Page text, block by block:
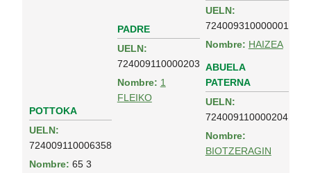
POTTOKA
UELN:
724009110006358
Nombre: 65 3
PADRE
UELN:
724009110000203
Nombre: 1
FLEIKO
UELN:
724009310000001
Nombre: HAIZEA
ABUELA
PATERNA
UELN:
724009110000204
Nombre:
BIOTZERAGIN